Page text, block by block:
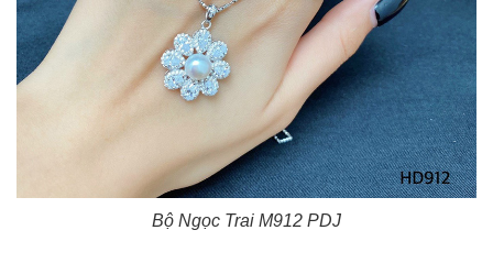
Bộ Ngọc Trai M912​ PDJ